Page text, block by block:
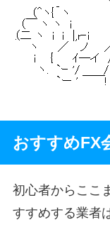
おすすめFX
初心者からここ
すすめする業者